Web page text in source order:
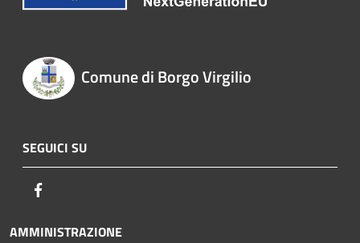
Comune di Borgo Virgilio
SEGUICI SU
AMMINISTRAZIONE